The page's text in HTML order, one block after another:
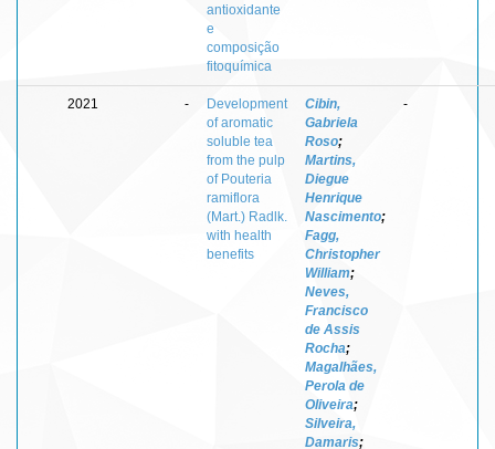
antioxidante
e
composição
fitoquímica
2021 -
Development
of aromatic
soluble tea
from the pulp
of Pouteria
ramiflora
(Mart.) Radlk.
with health
benefits
Cibin,
Gabriela
Roso;
Martins,
Diegue
Henrique
Nascimento;
Fagg,
Christopher
William;
Neves,
Francisco
de Assis
Rocha;
Magalhães,
Perola de
Oliveira;
Silveira,
Damaris;
-